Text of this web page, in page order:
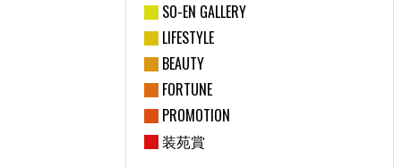
SO-EN GALLERY
LIFESTYLE
BEAUTY
FORTUNE
PROMOTION
装苑賞